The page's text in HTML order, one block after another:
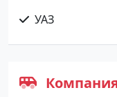
УАЗ